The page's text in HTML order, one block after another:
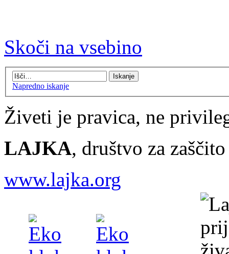
Skoči na vsebino
Napredno iskanje
Živeti je pravica, ne
LAJKA, društvo za
www.lajka.org